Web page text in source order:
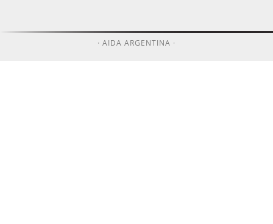
· AIDA ARGENTINA ·